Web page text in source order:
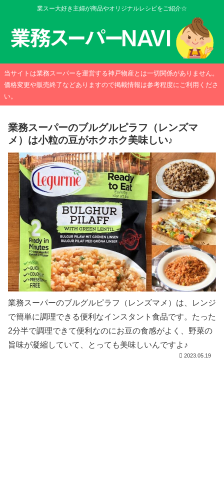
業スー大好き主婦が商品やオリジナルレシピをご紹介☆
当サイトは業務スーパーを運営する神戸物産とは一切関係がありません。
価格変更や販売終了などありますので掲載情報は参考程度にご利用くださ
い。
業務スーパーのブルグルピラフ（レンズマ
メ）は小粒の豆がホクホク美味しい♪
業務スーパーのブルグルピラフ（レンズマメ）は、レンジ
で簡単に調理できる便利なインスタント食品です。たった
2分半で調理できて便利なのにお豆の食感がよく、野菜の
旨味が凝縮していて、とっても美味しいんですよ♪
2023.05.19